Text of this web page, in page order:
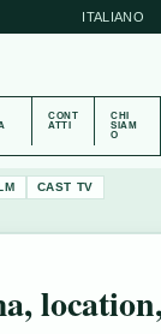
ITALIANO
CONT
ATTI
CHI
SIAM
O
CAST TV